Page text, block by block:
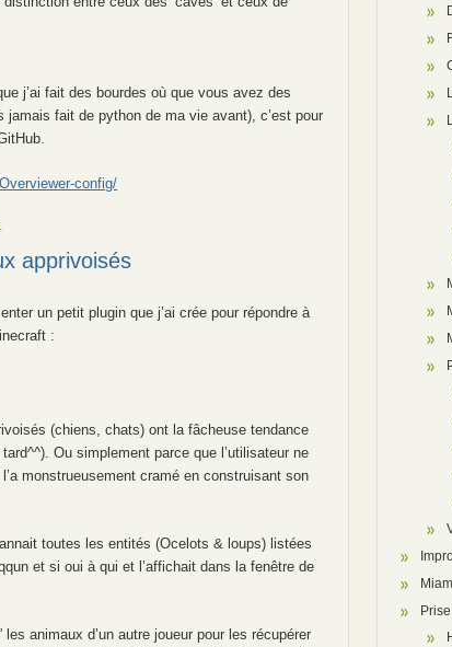
j’ai fait des bourdes où que vous avez des
jamais fait de python de ma vie avant), c’est pour
config/
.
apprivoisés
un petit plugin que j’ai crée pour répondre à
:
(chiens, chats) ont la fâcheuse tendance
Ou simplement parce que l’utilisateur ne
monstrueusement cramé en construisant son
toutes les entités (Ocelots & loups) listées
et si oui à qui et l’affichait dans la fenêtre de
animaux d’un autre joueur pour les récupérer
Miam